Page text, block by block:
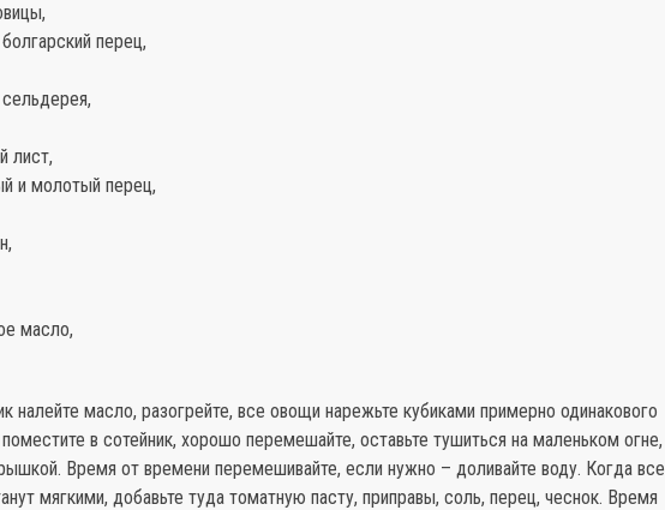
перец,
лист,
и молотый перец,
масло,
налейте масло, разогрейте, все овощи нарежьте кубиками примерно одинакового
в сотейник, хорошо перемешайте, оставьте тушиться на маленьком огне,
Время от времени перемешивайте, если нужно – доливайте воду. Когда все
мягкими, добавьте туда томатную пасту, приправы, соль, перец, чеснок. Время